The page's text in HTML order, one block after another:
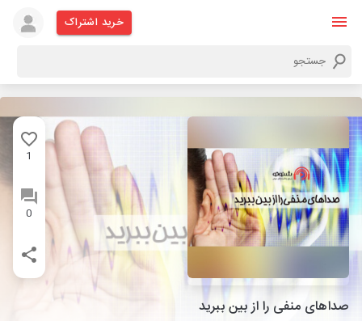
خرید اشتراک
1
0
صداهای منفی را از بین ببرید